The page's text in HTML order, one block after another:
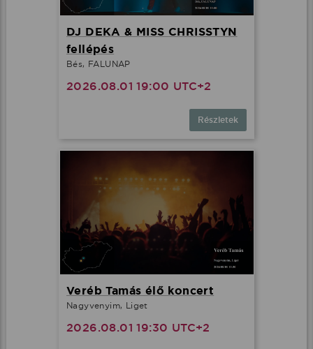
DJ DEKA & MISS CHRISSTYN
fellépés
Bés, FALUNAP
2026.08.01 19:00 UTC+2
Részletek
Veréb Tamás élő koncert
Nagyvenyim, Liget
2026.08.01 19:30 UTC+2